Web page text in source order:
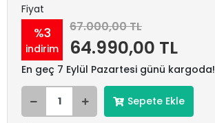
Fiyat
%3
indirim
67.000,00 TL
64.990,00 TL
En geç 7 Eylül Pazartesi günü kargoda!
Sepete Ekle